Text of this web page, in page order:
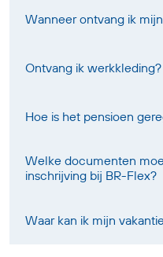
Wanneer ontvang ik
Ontvang ik werkkleding?
Hoe is het pensioen
Welke documenten
inschrijving bij BR-Flex?
Waar kan ik mijn